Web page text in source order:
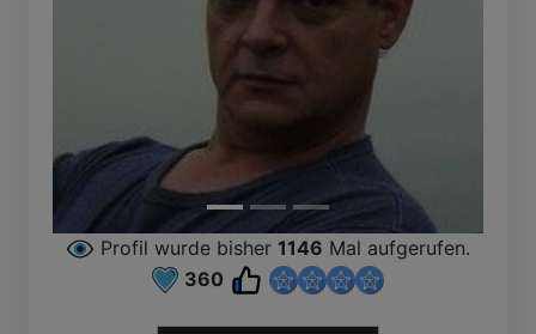
Profil wurde bisher 1146 Mal aufgerufen.
360